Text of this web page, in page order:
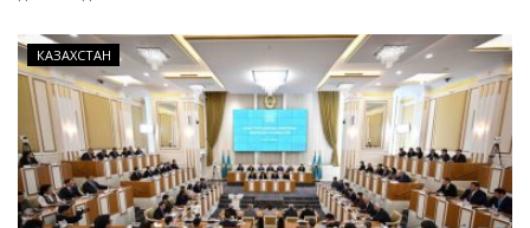
КАЗАХСТАН